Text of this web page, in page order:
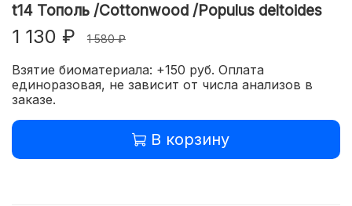
t14 Тополь /Cottonwood /Populus deltoides
1 130 ₽ 1 580 ₽
Взятие биоматериала: +150 руб. Оплата
единоразовая, не зависит от числа анализов в
заказе.
В корзину